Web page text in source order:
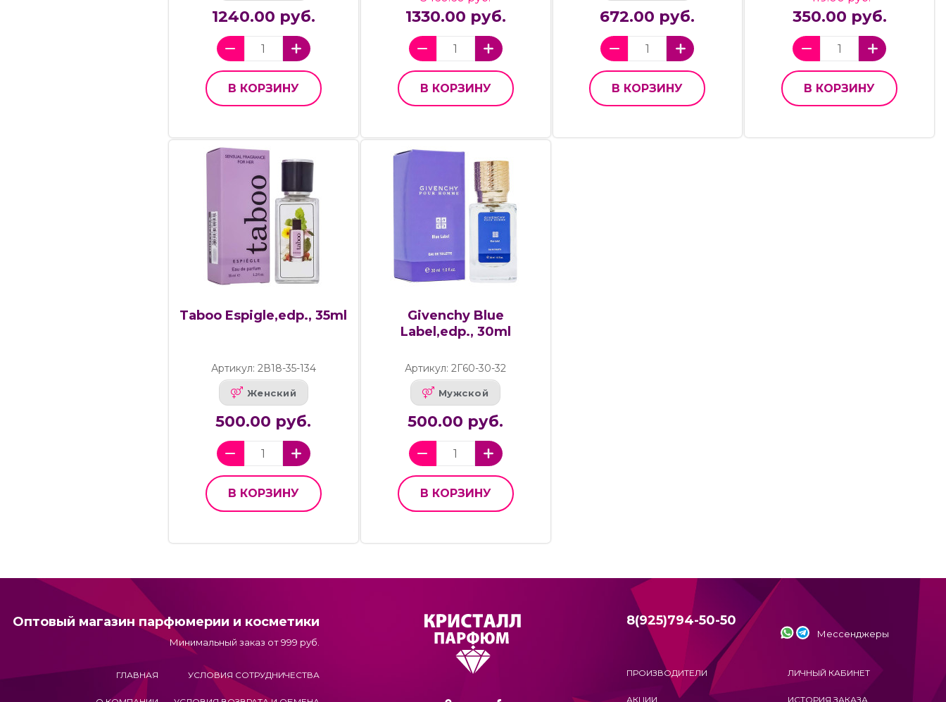
1240.00 руб.
В КОРЗИНУ
1330.00 руб.
В КОРЗИНУ
672.00 руб.
В КОРЗИНУ
350.00 руб.
В КОРЗИНУ
Taboo Espigle,edp., 35ml
Артикул: 2В18-35-134
Женский
500.00 руб.
В КОРЗИНУ
Givenchy Blue
Label,edp., 30ml
Артикул: 2Г60-30-32
Мужской
500.00 руб.
В КОРЗИНУ
Оптовый магазин парфюмерии и косметики
Минимальный заказ от 999 руб.
ГЛАВНАЯ УСЛОВИЯ СОТРУДНИЧЕСТВА
8(925)794-50-50
Мессенджеры
ПРОИЗВОДИТЕЛИ
АКЦИИ
ЛИЧНЫЙ КАБИНЕТ
ИСТОРИЯ ЗАКАЗА